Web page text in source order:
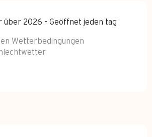
über 2026 - Geöffnet jeden tag
Wetterbedingungen